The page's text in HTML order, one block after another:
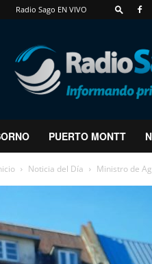
Radio Sago EN VIVO
RadioSago
PUERTO MONTT
Noticia del Día Ministro de